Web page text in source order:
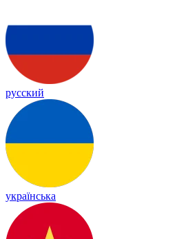
русский
українська